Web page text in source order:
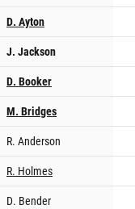
D. Ayton
J. Jackson
D. Booker
M. Bridges
R. Anderson
R. Holmes
D. Bender